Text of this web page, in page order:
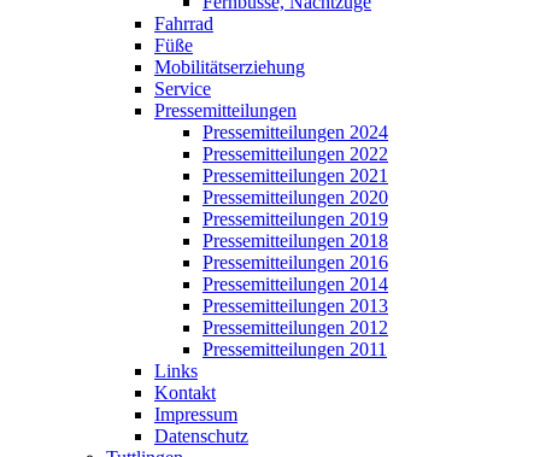
Fahrrad
Füße
Mobilitätserziehung
Service
Pressemitteilungen
Pressemitteilungen 2024
Pressemitteilungen 2022
Pressemitteilungen 2021
Pressemitteilungen 2020
Pressemitteilungen 2019
Pressemitteilungen 2018
Pressemitteilungen 2016
Pressemitteilungen 2014
Pressemitteilungen 2013
Pressemitteilungen 2012
Pressemitteilungen 2011
Links
Kontakt
Impressum
Datenschutz